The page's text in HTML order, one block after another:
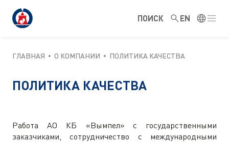
ПОИСК EN
ГЛАВНАЯ О КОМПАНИИ ПОЛИТИКА КАЧЕСТВА
ПОЛИТИКА КАЧЕСТВА
Работа АО КБ «Вымпел» с государственными
заказчиками, сотрудничество с международными